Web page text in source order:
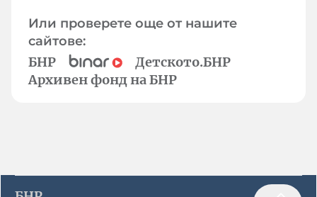
Или проверете още от нашите
сайтове:
БНР
Детското.БНР
Архивен фонд на БНР